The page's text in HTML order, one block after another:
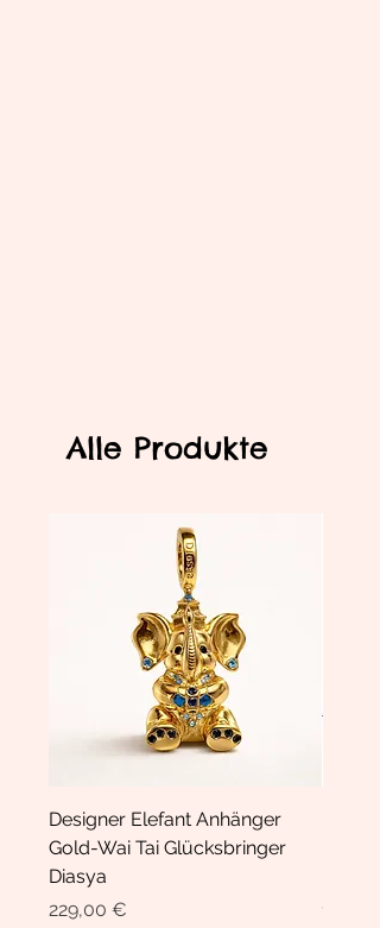
Alle Produkte
Designer Elefant Anhänger
Gold-Wai Tai Glücksbringer
Diasya
Preis
229,00 €
Preis
189,00